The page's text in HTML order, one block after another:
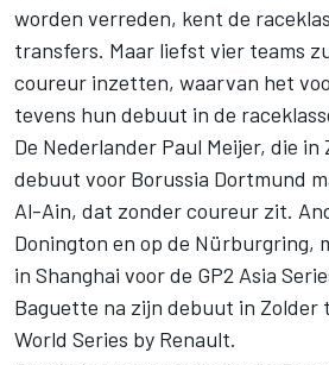
worden verreden, kent de
transfers. Maar liefst vier teams
coureur inzetten, waarvan het
tevens hun debuut in de
De Nederlander Paul Meijer, die in
debuut voor Borussia Dortmund
Al-Ain, dat zonder coureur zit.
Donington en op de Nürburgring,
in Shanghai voor de GP2 Asia
Baguette na zijn debuut in Zolder
World Series by Renault.